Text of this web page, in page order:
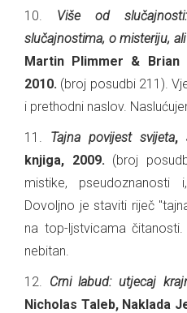
10. Više od
slučajnostima, o misteriju,
Martin Plimmer & Brian
2010. (broj posudbi 211).
i prethodni naslov.
11. Tajna povijest svijeta,
knjiga, 2009.(broj
mistike,
Dovoljno je staviti riječ
na top-ljstvicama
nebitan.
12. Crni labud: utjecaj
Nicholas Taleb, Naklada